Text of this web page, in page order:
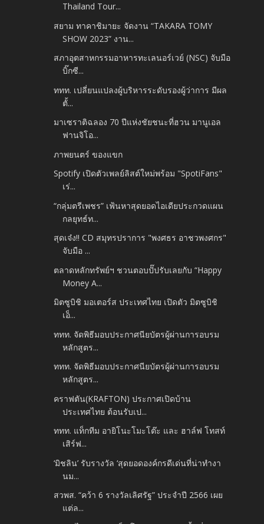
Thailand Tour...
สยาม ทาคาชิมายะ จัดงาน “TAKARA TOMY
SHOW 2023” งาน...
สภาอุตสาหกรรมอาหารทะเลนอร์เวย์ (NSC) จับมือ
บิ๊กซี...
ททท. เปลี่ยนแปลงผู้บริหารระดับรองผู้ว่าการ มีผล
ตั้...
มาเซราติฉลอง 70 ปีแห่งชัยชนะที่ฮวน มานูเอล
ฟานจิโอ...
ภาพยนตร์ ของแขก
Spotify เปิดตัวเพลย์ลิสต์ใหม่พร้อม "SpotiFans"
เร่...
“กลุ่มตรีเพชร” เฟ้นหาสุดยอดไอเดียประกวดแผน
กลยุทธ์ท...
สุดเจ๋ง!! CD สมุทรปราการ "พงศธร อาชวพงศกร"
จับมือ ...
ตลาดหลักทรัพย์ฯ ชวนตอบปั๊ปรับเลยกับ “Happy
Money A...
มิตซูบิชิ มอเตอร์ส ประเทศไทย เปิดตัว มิตซูบิชิ
เอ็...
ททท. จัดพิธีมอบประกาศนียบัตรผู้ผ่านการอบรม
หลักสูตร...
ททท. จัดพิธีมอบประกาศนียบัตรผู้ผ่านการอบรม
หลักสูตร...
คราฟตัน(KRAFTON) ประกาศเปิดบ้าน
ประเทศไทย ต้อนรับเป...
ททท. แท็กทีม อายิโนะโมะโต๊ะ และ ฮาล์ฟ โทสท์
เสิร์ฟ...
‘มิชลิน’ รับรางวัล ‘สุดยอดองค์กรดีเด่นที่น่าทำงา
นม...
สวพส. “คว้า 6 รางวัลเลิศรัฐ” ประจำปี 2566 เผย
แต่ล...